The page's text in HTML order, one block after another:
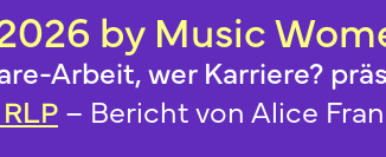
by Music
Arbeit, wer Karriere?
– Bericht von Alice